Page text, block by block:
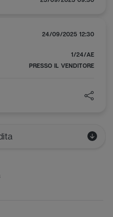
433,82;
Comune di Ronchi dei
15, Sub. 2, Cat. C/6, Cl. U, 19
24/09/2025 12:30
1/24/AE
PRESSO IL VENDITORE